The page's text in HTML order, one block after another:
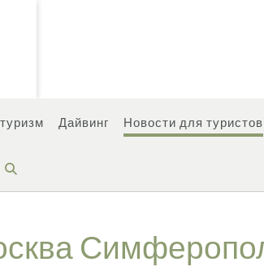
Дайвинг Новости для туристов